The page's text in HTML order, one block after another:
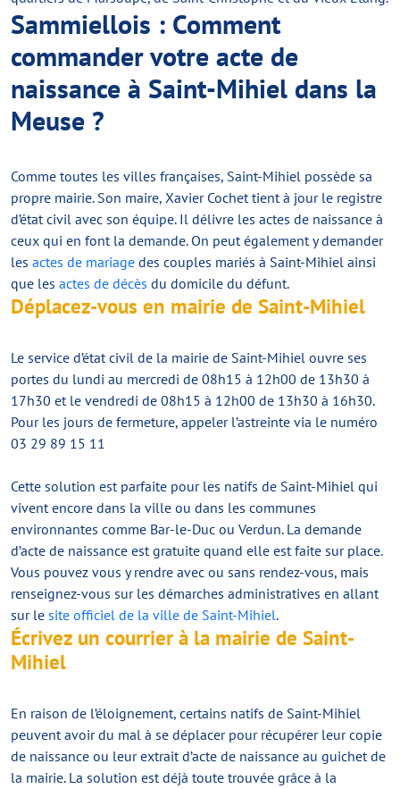
Sammiellois : Comment
commander votre acte de
naissance à Saint-Mihiel dans la
Meuse ?
Comme toutes les villes françaises, Saint-Mihiel possède sa
propre mairie. Son maire, Xavier Cochet tient à jour le registre
d’état civil avec son équipe. Il délivre les actes de naissance à
ceux qui en font la demande. On peut également y demander
les actes de mariage des couples mariés à Saint-Mihiel ainsi
que les actes de décès du domicile du défunt.
Déplacez-vous en mairie de Saint-Mihiel
Le service d’état civil de la mairie de Saint-Mihiel ouvre ses
portes du lundi au mercredi de 08h15 à 12h00 de 13h30 à
17h30 et le vendredi de 08h15 à 12h00 de 13h30 à 16h30.
Pour les jours de fermeture, appeler l’astreinte via le numéro
03 29 89 15 11
Cette solution est parfaite pour les natifs de Saint-Mihiel qui
vivent encore dans la ville ou dans les communes
environnantes comme Bar-le-Duc ou Verdun. La demande
d’acte de naissance est gratuite quand elle est faite sur place.
Vous pouvez vous y rendre avec ou sans rendez-vous, mais
renseignez-vous sur les démarches administratives en allant
sur le site officiel de la ville de Saint-Mihiel.
Écrivez un courrier à la mairie de Saint-
Mihiel
En raison de l’éloignement, certains natifs de Saint-Mihiel
peuvent avoir du mal à se déplacer pour récupérer leur copie
de naissance ou leur extrait d’acte de naissance au guichet de
la mairie. La solution est déjà toute trouvée grâce à la